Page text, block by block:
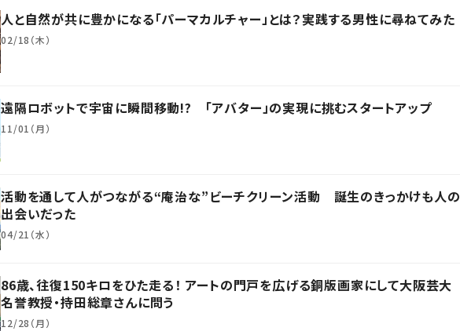
人と自然が共に豊かになる「パーマカルチャー」とは？実践する男性に尋ねてみた
02/18（木）
遠隔ロボットで宇宙に瞬間移動!? 「アバター」の実現に挑むスタートアップ
11/01（月）
活動を通して人がつながる“庵治な”ビーチクリーン活動 誕生のきっかけも人の
出会いだった
04/21（水）
86歳、往復150キロをひた走る！ アートの門戸を広げる銅版画家にして大阪芸大
名誉教授・持田総章さんに問う
12/28（月）